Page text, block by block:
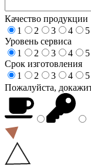
Качество продукции
1
2 3 4
5
Уровень сервиса
1
2 3 4
5
Срок изготовления
1
2 3 4
5
Пожалуйста,